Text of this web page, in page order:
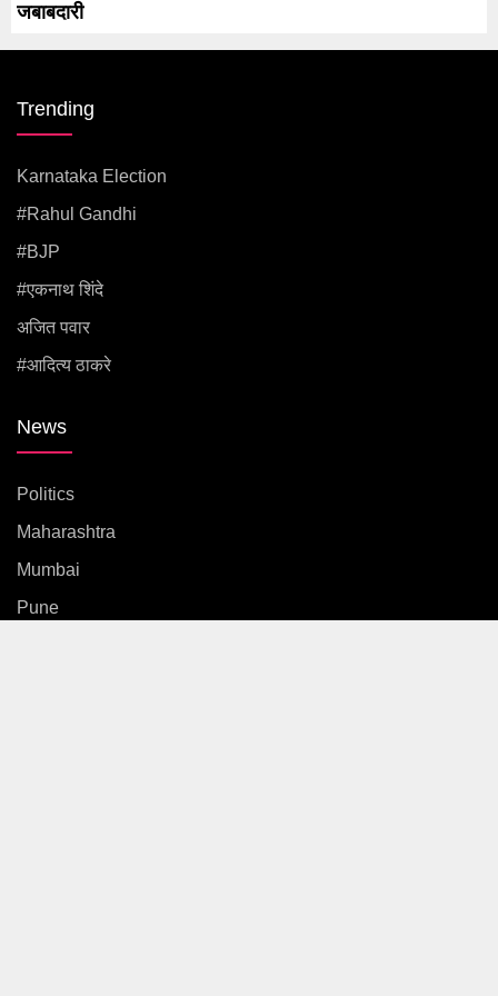
जबाबदारी
Trending
Karnataka Election
#rahul Gandhi
#BJP
#एकनाथ शिंदे
अजित पवार
#आदित्य ठाकरे
News
Politics
Maharashtra
Mumbai
Pune